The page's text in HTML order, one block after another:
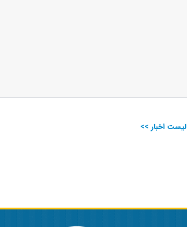
لیست اخبار >>